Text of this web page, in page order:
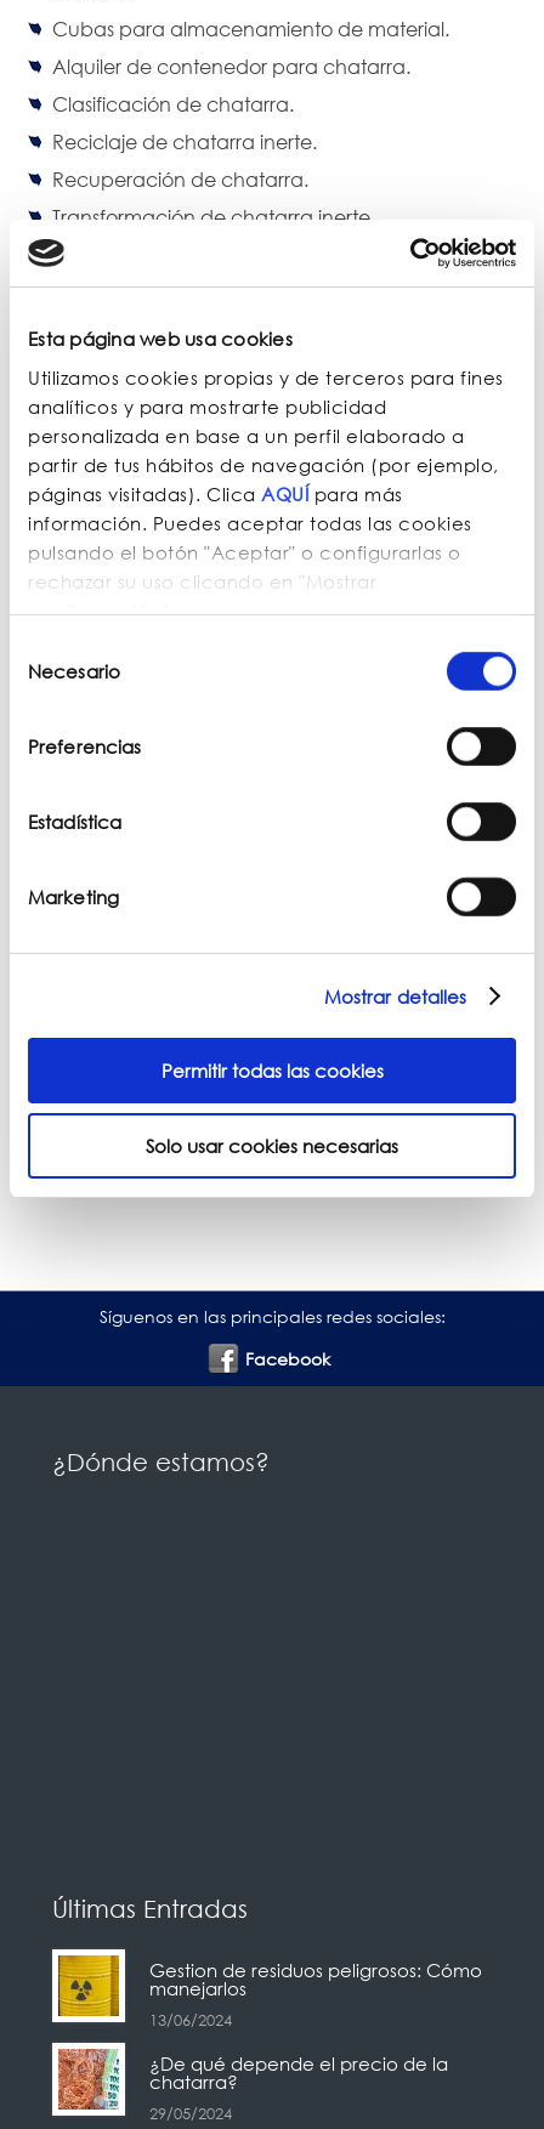
Esta página web usa cookies
Utilizamos cookies propias y de terceros para fines
analíticos y para mostrarte publicidad
personalizada en base a un perfil elaborado a
partir de tus hábitos de navegación (por ejemplo,
páginas visitadas). Clica AQUÍ para más
información. Puedes aceptar todas las cookies
pulsando el botón "Aceptar" o configurarlas o
rechazar su uso clicando en "Mostrar
configuración".
deNecesario
Preferencias
Estadística
Marketing
Mostrar detalles
Permitir todas las cookies
Solo usar cookies necesarias
Cubas para almacenamiento de material.
Alquiler de contenedor para chatarra.
Clasificación de chatarra.
Reciclaje de chatarra inerte.
Recuperación de chatarra.
Transformación de chatarra inerte.
Tratamiento chatarra inerte.
Subasta de chatarra.
Venta al mayor de chatarra.
Además, trabajamos con la mejormaquinaria de
chatarreríapara garantizar un servicio eficaz a
nuestros clientes. En nuestras instalaciones
disponemos deequipo de pesaje para chatarra,
grúa chatarrera, prensa compactadora de
chatarraopulpo manipulador de chatarra, entre
otras máquinas.
Nombre:
Acepto elAviso Legaly laPolítica de Privacidad
Síguenos en las principales redes sociales:
Facebook
¿Dónde estamos?
Últimas Entradas
Gestion de residuos peligrosos: Cómo
manejarlos
13/06/2024
¿De qué depende el precio de la
chatarra?
29/05/2024